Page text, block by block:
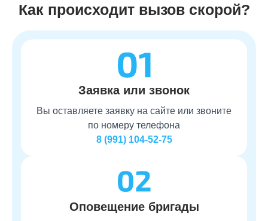
Как происходит вызов скорой?
Заявка или звонок
Вы оставляете заявку на сайте или звоните
по номеру телефона
8 (991) 104-52-75
Оповещение бригады